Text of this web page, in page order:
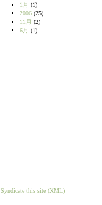
1月 (1)
2006 (25)
11月 (2)
6月 (1)
Syndicate this site (XML)